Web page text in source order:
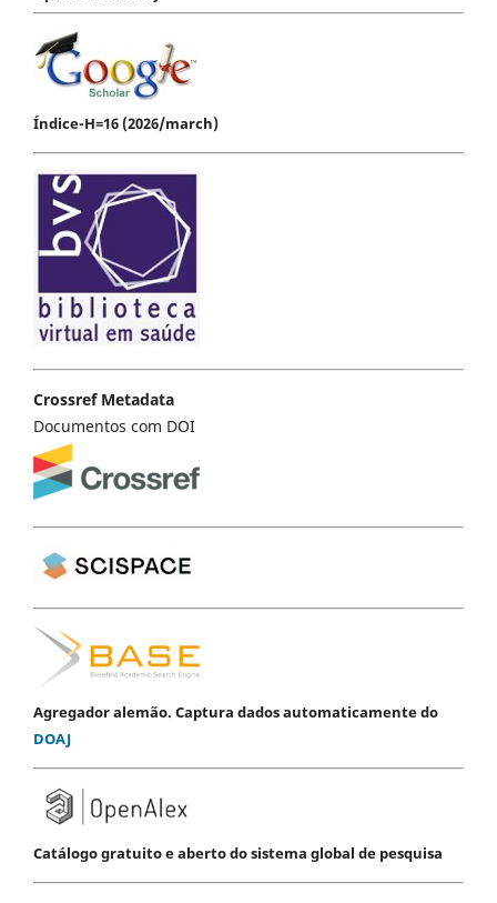
Índice-H=16 (2026/march)
Crossref Metadata
Documentos com DOI
Agregador alemão. Captura dados automaticamente do
DOAJ
Catálogo gratuito e aberto do sistema global de pesquisa